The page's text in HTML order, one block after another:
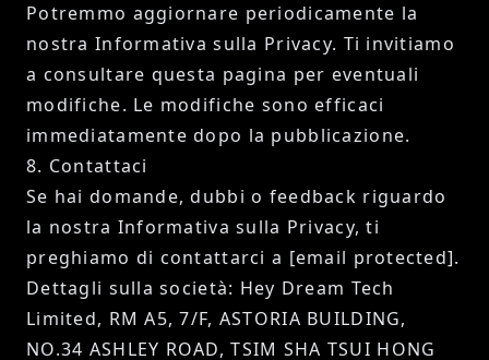
Potremmo aggiornare periodicamente la
nostra Informativa sulla Privacy. Ti invitiamo
a consultare questa pagina per eventuali
modifiche. Le modifiche sono efficaci
immediatamente dopo la pubblicazione.
8. Contattaci
Se hai domande, dubbi o feedback riguardo
la nostra Informativa sulla Privacy, ti
preghiamo di contattarci a [email protected].
Dettagli sulla società: Hey Dream Tech
Limited, RM A5, 7/F, ASTORIA BUILDING,
NO.34 ASHLEY ROAD, TSIM SHA TSUI HONG